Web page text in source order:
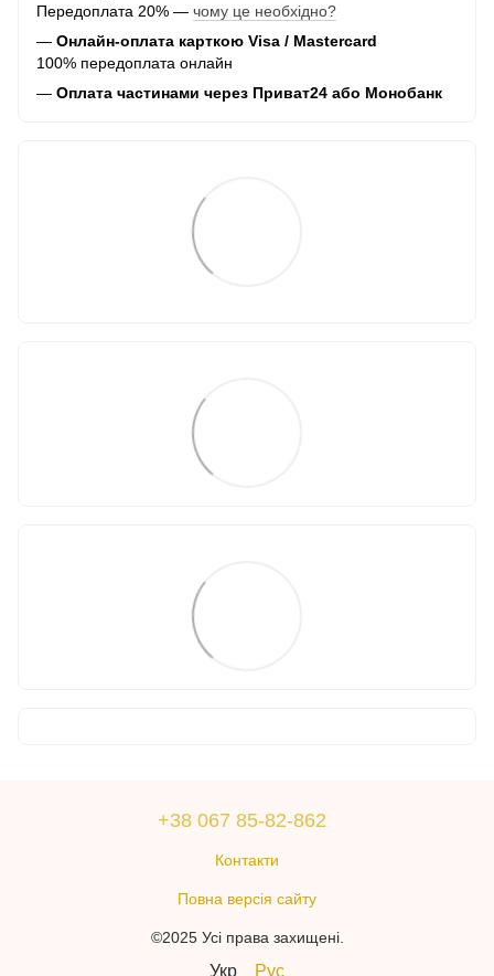
Передоплата 20% — чому це необхідно?
— Онлайн-оплата карткою Visa / Mastercard
100% передоплата онлайн
— Оплата частинами через Приват24 або Монобанк
+38 067 85-82-862
Контакти
Повна версія сайту
©2025 Усі права захищені.
Укр Рус